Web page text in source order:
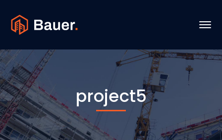
project5